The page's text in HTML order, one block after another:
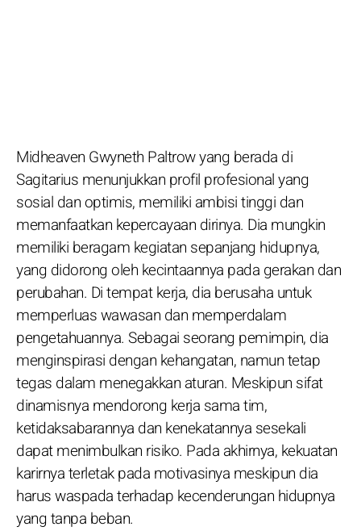
Midheaven Gwyneth Paltrow yang berada di
Sagitarius menunjukkan profil profesional yang
sosial dan optimis, memiliki ambisi tinggi dan
memanfaatkan kepercayaan dirinya. Dia mungkin
memiliki beragam kegiatan sepanjang hidupnya,
yang didorong oleh kecintaannya pada gerakan dan
perubahan. Di tempat kerja, dia berusaha untuk
memperluas wawasan dan memperdalam
pengetahuannya. Sebagai seorang pemimpin, dia
menginspirasi dengan kehangatan, namun tetap
tegas dalam menegakkan aturan. Meskipun sifat
dinamisnya mendorong kerja sama tim,
ketidaksabarannya dan kenekatannya sesekali
dapat menimbulkan risiko. Pada akhirnya, kekuatan
karirnya terletak pada motivasinya meskipun dia
harus waspada terhadap kecenderungan hidupnya
yang tanpa beban.